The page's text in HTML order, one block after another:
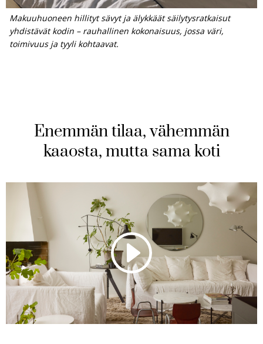
Makuuhuoneen hillityt sävyt ja älykkäät säilytysratkaisut
yhdistävät kodin – rauhallinen kokonaisuus, jossa väri,
toimivuus ja tyyli kohtaavat.
Enemmän tilaa, vähemmän
kaaosta, mutta sama koti